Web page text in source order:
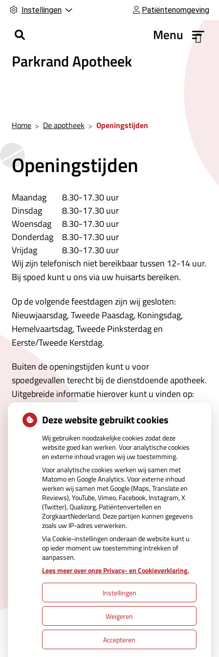
Instellingen Patiëntenomgeving
Parkrand Apotheek
o
f
n
Menu
Home De apotheek Openingstijden
Openingstijden
Maandag
8.30-17.30 uur
Dinsdag
8.30-17.30 uur
Woensdag
8.30-17.30 uur
Donderdag
8.30-17.30 uur
Vrijdag
8.30-17.30 uur
Wij zijn telefonisch niet bereikbaar tussen 12-14 uur.
Bij spoed kunt u ons via uw huisarts bereiken.
Op de volgende feestdagen zijn wij gesloten:
Nieuwjaarsdag, Tweede Paasdag, Koningsdag,
Hemelvaartsdag, Tweede Pinksterdag en
Eerste/Tweede Kerstdag.
Buiten de openingstijden kunt u voor
spoedgevallen terecht bij de dienstdoende apotheek.
Uitgebreide informatie hierover kunt u vinden op:
https://www.fbadam.nl/pages/default.asp?
articleid=211272:211274
Uw Zorg Online|Beheer
|Cookie-instellingen
Voorwaarden
Deze website gebruikt cookies
Wij gebruiken noodzakelijke cookies zodat deze
website goed kan werken. Voor analytische cookies
en externe inhoud vragen wij uw toestemming.
Voor analytische cookies werken wij samen met
Matomo en Google Analytics. Voor externe inhoud
werken wij samen met Google (Maps, Translate en
Reviews), YouTube, Vimeo, Facebook, Instagram, X
(Twitter), Qualizorg, Patiëntenvertellen en
ZorgkaartNederland. Deze partijen kunnen gegevens
zoals uw IP-adres verwerken.
Via Cookie-instellingen onderaan de website kunt u
op ieder moment uw toestemming intrekken of
aanpassen.
Lees meer over onze Privacy- en Cookieverklaring.
Instellingen
Weigeren
Accepteren